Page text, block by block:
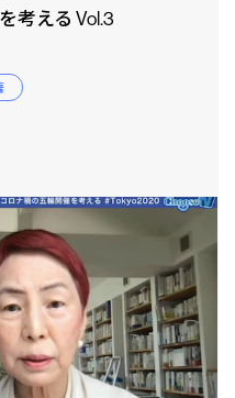
考える Vol.3